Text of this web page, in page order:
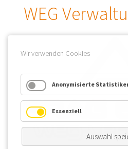
WEG
Wir verwenden Cookies
Anonymisierte
Essenziell
Auswahl